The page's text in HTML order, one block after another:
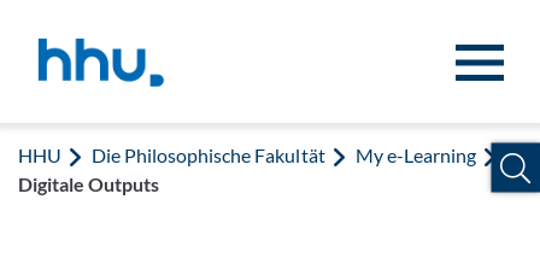
HHU Die Philosophische Fakultät
My e-Learning
Digitale Outputs